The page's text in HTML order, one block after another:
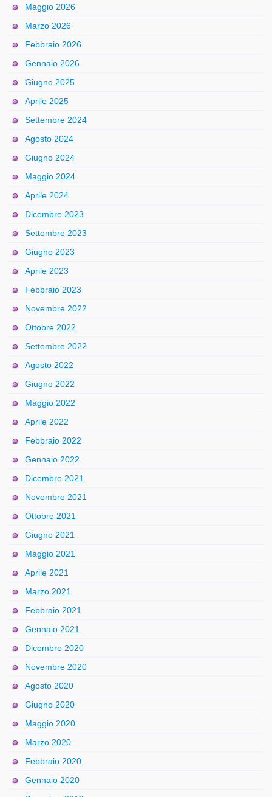
Maggio 2026
Marzo 2026
Febbraio 2026
Gennaio 2026
Giugno 2025
Aprile 2025
Settembre 2024
Agosto 2024
Giugno 2024
Maggio 2024
Aprile 2024
Dicembre 2023
Settembre 2023
Giugno 2023
Aprile 2023
Febbraio 2023
Novembre 2022
Ottobre 2022
Settembre 2022
Agosto 2022
Giugno 2022
Maggio 2022
Aprile 2022
Febbraio 2022
Gennaio 2022
Dicembre 2021
Novembre 2021
Ottobre 2021
Giugno 2021
Maggio 2021
Aprile 2021
Marzo 2021
Febbraio 2021
Gennaio 2021
Dicembre 2020
Novembre 2020
Agosto 2020
Giugno 2020
Maggio 2020
Marzo 2020
Febbraio 2020
Gennaio 2020